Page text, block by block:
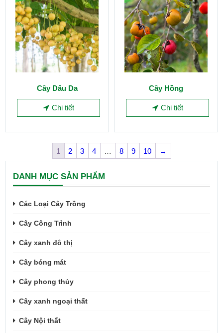
Cây Dâu Da
Chi tiết
Cây Hồng
Chi tiết
1 2 3 4 … 8 9 10 →
DANH MỤC SẢN PHẨM
Các Loại Cây Trồng
Cây Công Trình
Cây xanh đô thị
Cây bóng mát
Cây phong thủy
Cây xanh ngoại thất
Cây Nội thất